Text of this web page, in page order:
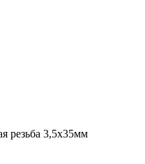
резьба 3,5х35мм